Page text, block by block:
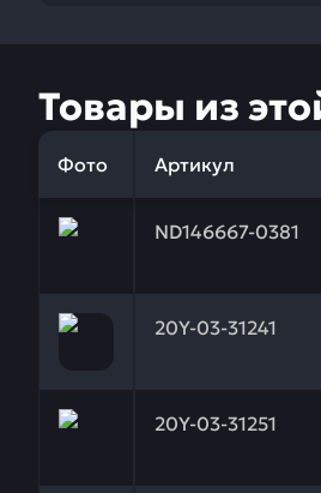
Товары из
Фото Артикул
ND146667-0381
Заказывая запчасти у нас,
20Y-03-31241
Заказывая запчасти у нас,
20Y-03-31251
Заказывая запчасти у нас,